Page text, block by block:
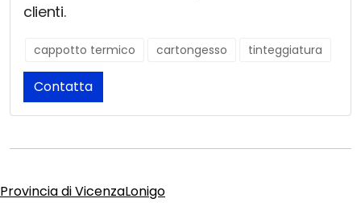
clienti.
cappotto termico cartongesso tinteggiatura
Contatta
Provincia di VicenzaLonigo